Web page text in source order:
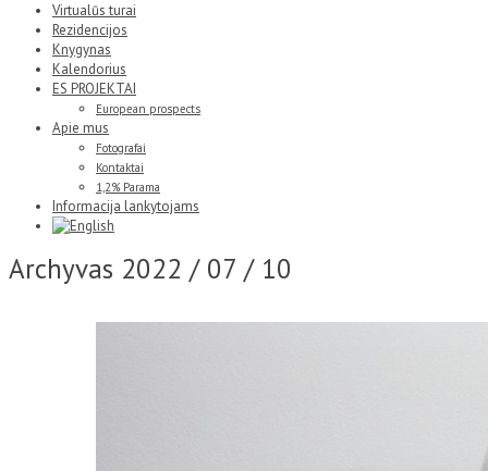
Virtualūs turai
Rezidencijos
Knygynas
Kalendorius
ES PROJEKTAI
European prospects
Apie mus
Fotografai
Kontaktai
1,2% Parama
Informacija lankytojams
Archyvas 2022 / 07 / 10